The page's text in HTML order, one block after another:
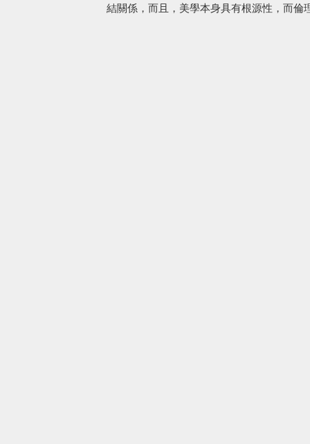
結關係，而且，美學本身具有根源性，而倫